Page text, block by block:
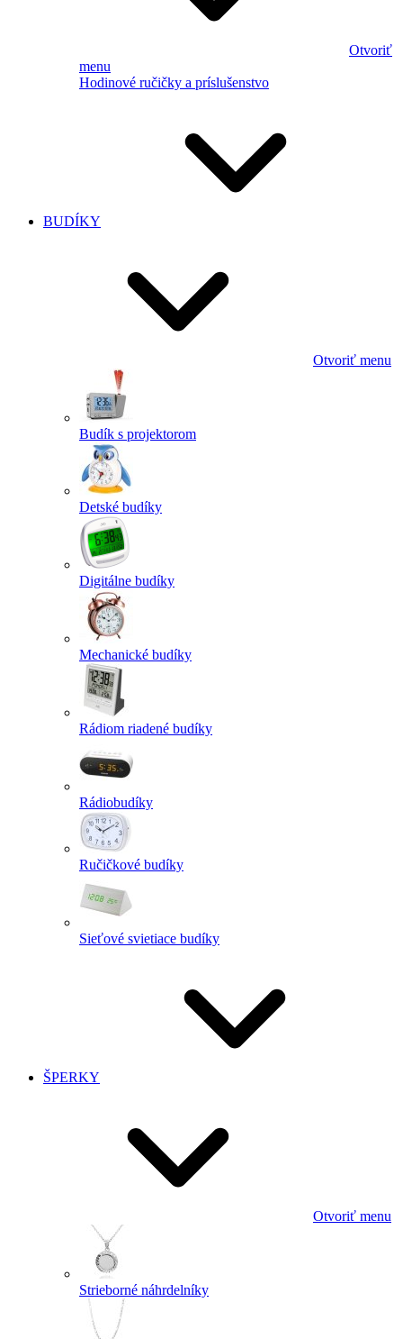
Otvoriť
menu
Hodinové ručičky a príslušenstvo
BUDÍKY
Otvoriť menu
Budík s projektorom
Detské budíky
Digitálne budíky
Mechanické budíky
Rádiom riadené budíky
Rádiobudíky
Ručičkové budíky
Sieťové svietiace budíky
ŠPERKY
Otvoriť menu
Strieborné náhrdelníky